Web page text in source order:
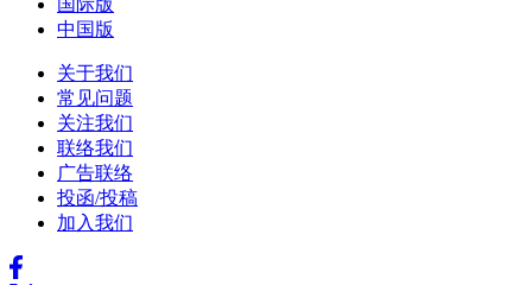
国际版
中国版
关于我们
常见问题
关注我们
联络我们
广告联络
投函/投稿
加入我们